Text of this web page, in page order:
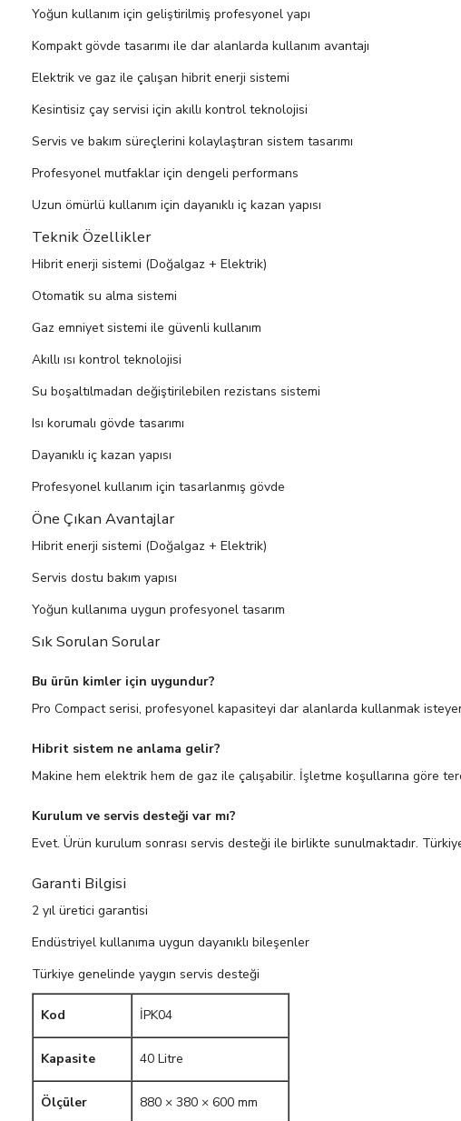
Yoğun kullanım için geliştirilmiş profesyonel yapı
Kompakt gövde tasarımı ile dar alanlarda kullanım avantajı
Elektrik ve gaz ile çalışan hibrit enerji sistemi
Kesintisiz çay servisi için akıllı kontrol teknolojisi
Servis ve bakım süreçlerini kolaylaştıran sistem tasarımı
Profesyonel mutfaklar için dengeli performans
Uzun ömürlü kullanım için dayanıklı iç kazan yapısı
Teknik Özellikler
Hibrit enerji sistemi (Doğalgaz + Elektrik)
Otomatik su alma sistemi
Gaz emniyet sistemi ile güvenli kullanım
Akıllı ısı kontrol teknolojisi
Su boşaltılmadan değiştirilebilen rezistans sistemi
Isı korumalı gövde tasarımı
Dayanıklı iç kazan yapısı
Profesyonel kullanım için tasarlanmış gövde
Öne Çıkan Avantajlar
Hibrit enerji sistemi (Doğalgaz + Elektrik)
Servis dostu bakım yapısı
Yoğun kullanıma uygun profesyonel tasarım
Sık Sorulan Sorular
Bu ürün kimler için uygundur?
Pro Compact serisi, profesyonel kapasiteyi dar alanlarda kullanmak
Hibrit sistem ne anlama gelir?
Makine hem elektrik hem de gaz ile çalışabilir. İşletme koşullarına göre
Kurulum ve servis desteği var mı?
Evet. Ürün kurulum sonrası servis desteği ile birlikte sunulmaktadır.
Garanti Bilgisi
2 yıl üretici garantisi
Endüstriyel kullanıma uygun dayanıklı bileşenler
Türkiye genelinde yaygın servis desteği
Kod İPK04
Kapasite 40 Litre
Ölçüler 880 × 380 × 600 mm